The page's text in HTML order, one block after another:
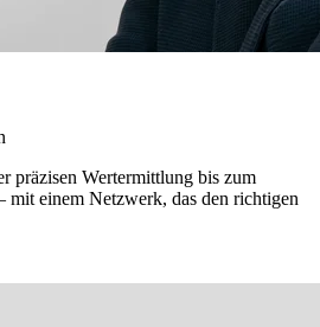
präzisen Wertermittlung bis zum
mit einem Netzwerk, das den richtigen